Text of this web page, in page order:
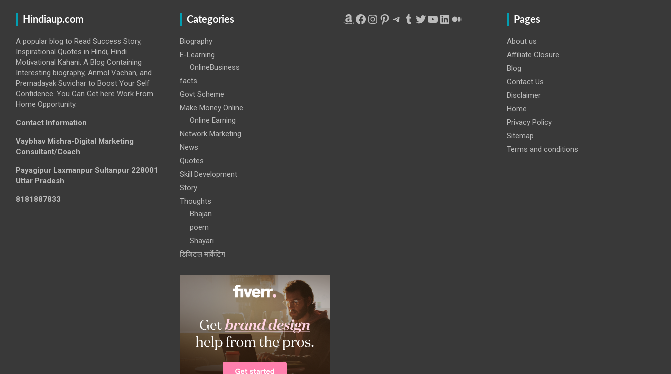
Hindiaup.com
A popular blog to Read Success Story,
Inspirational Quotes in Hindi, Hindi
Motivational Kahani. A Blog Containing
Interesting biography, Anmol Vachan, and
Prernadayak Suvichar to Boost Your Self
Confidence. You Can Get here Work From
Home Opportunity.
Contact Information
Vaybhav Mishra-Digital Marketing
Consultant/Coach
Payagipur Laxmanpur Sultanpur 228001
Uttar Pradesh
8181887833
Categories
Biography
E-Learning
OnlineBusiness
facts
Govt Scheme
Make Money Online
Online Earning
Network Marketing
News
Quotes
Skill Development
Story
Thoughts
Bhajan
poem
Shayari
डिजिटल मार्केटिंग
Amazon
Facebook
Instagram
Pinterest
Telegram
Tumblr
Twitter
YouTube
LinkedIn
Medium Pages
About us
Affiliate Closure
Blog
Contact Us
Disclaimer
Home
Privacy Policy
Sitemap
Terms and conditions